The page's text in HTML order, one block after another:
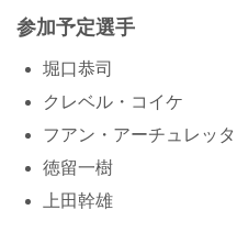
参加予定選手
堀口恭司
クレベル・コイケ
フアン・アーチュレッタ
徳留一樹
上田幹雄